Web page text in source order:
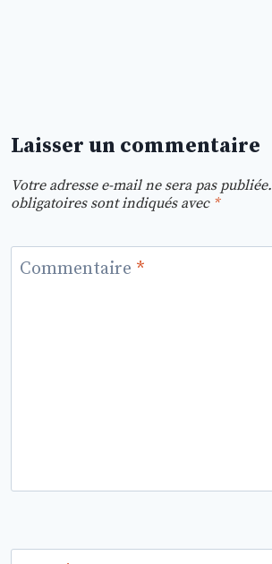
Laisser un commentaire
Votre adresse e-mail ne sera pas publiée.
obligatoires sont indiqués avec *
Commentaire *